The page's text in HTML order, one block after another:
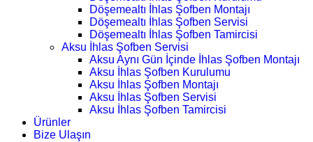
Döşemealtı İhlas Şofben Montajı
Döşemealtı İhlas Şofben Servisi
Döşemealtı İhlas Şofben Tamircisi
Aksu İhlas Şofben Servisi
Aksu Aynı Gün İçinde İhlas Şofben Montajı
Aksu İhlas Şofben Kurulumu
Aksu İhlas Şofben Montajı
Aksu İhlas Şofben Servisi
Aksu İhlas Şofben Tamircisi
Ürünler
Bize Ulaşın